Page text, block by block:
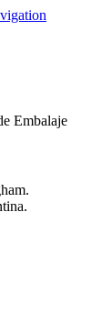
Embalaje